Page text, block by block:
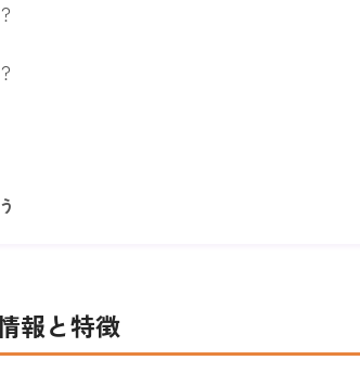
報と特徴